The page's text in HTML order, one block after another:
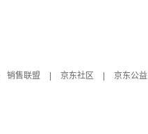
销售联盟 京东社区
京东公益